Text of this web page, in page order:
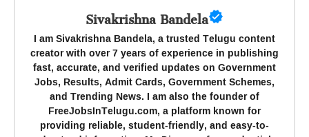
Sivakrishna Bandela
I am Sivakrishna Bandela, a trusted Telugu content
creator with over 7 years of experience in publishing
fast, accurate, and verified updates on Government
Jobs, Results, Admit Cards, Government Schemes,
and Trending News. I am also the founder of
FreeJobsInTelugu.com, a platform known for
providing reliable, student-friendly, and easy-to-